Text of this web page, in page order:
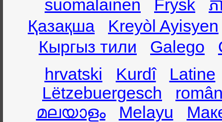
suomalainen
Frysk
ភ
Қазақша
Kreyòl Ayisyen
Кыргыз тили
Galego
hrvatski
Kurdî
Latine
Lëtzebuergesch
മലയാളം
Melayu